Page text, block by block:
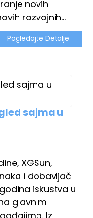
novih
razvojnih...
Pogledajte Detalje
sajma u
XGSun,
i dobavljač
iskustva u
glavnim
Iz